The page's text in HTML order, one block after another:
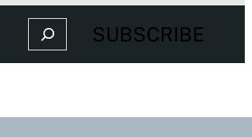
Search SUBSCRIBE